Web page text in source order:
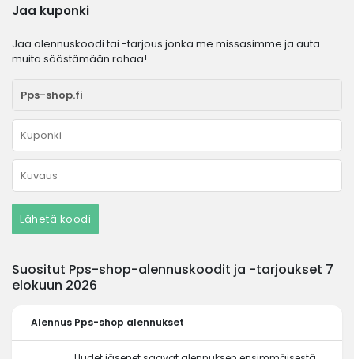
Jaa kuponki
Jaa alennuskoodi tai -tarjous jonka me missasimme ja auta
muita säästämään rahaa!
Lähetä koodi
Suositut Pps-shop-alennuskoodit ja -tarjoukset 7
elokuun 2026
Alennus Pps-shop alennukset